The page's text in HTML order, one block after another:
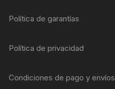
Política de garantías
Política de privacidad
Condiciones de pago y envíos